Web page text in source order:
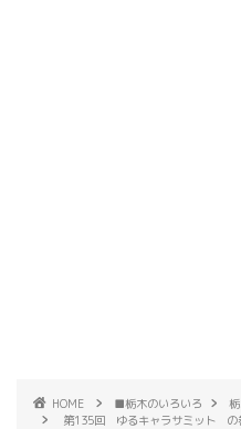
HOME ■栃木のいろいろ
第135回 ゆるキャラサミット の